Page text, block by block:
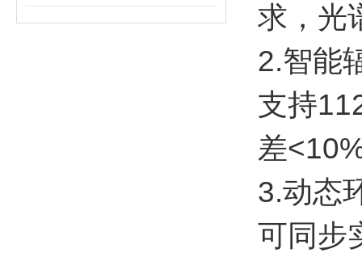
求，光
2.智能
支持
差
3.动态
可同步